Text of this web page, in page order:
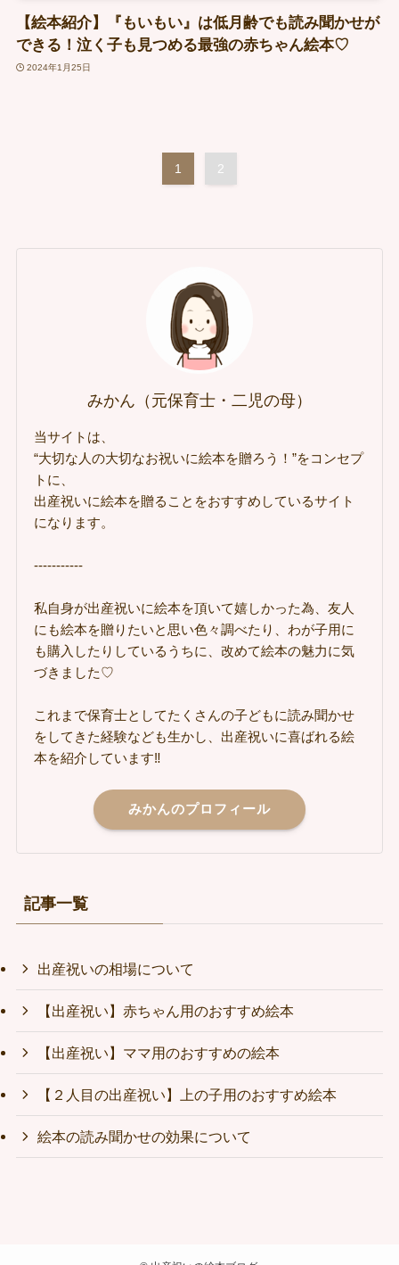
【絵本紹介】『もいもい』は低月齢でも読み聞かせが
できる！泣く子も見つめる最強の赤ちゃん絵本♡
2024年1月25日
1 2
みかん（元保育士・二児の母）
当サイトは、
“大切な人の大切なお祝いに絵本を贈ろう！”をコンセプ
トに、
出産祝いに絵本を贈ることをおすすめしているサイト
になります。
-----------
私自身が出産祝いに絵本を頂いて嬉しかった為、友人
にも絵本を贈りたいと思い色々調べたり、わが子用に
も購入したりしているうちに、改めて絵本の魅力に気
づきました♡
これまで保育士としてたくさんの子どもに読み聞かせ
をしてきた経験なども生かし、出産祝いに喜ばれる絵
本を紹介しています‼
みかんのプロフィール
記事一覧
出産祝いの相場について
【出産祝い】赤ちゃん用のおすすめ絵本
【出産祝い】ママ用のおすすめの絵本
【２人目の出産祝い】上の子用のおすすめ絵本
絵本の読み聞かせの効果について